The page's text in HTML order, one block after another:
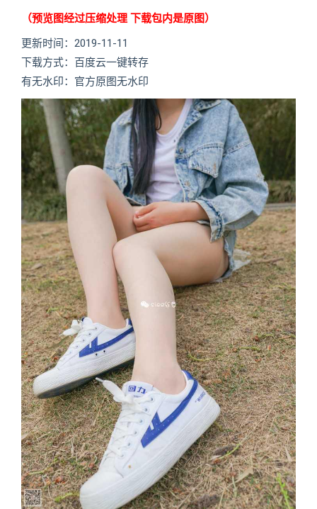
（预览图经过压缩处理 下载包内是原图）
更新时间：2019-11-11
下载方式：百度云一键转存
有无水印：官方原图无水印